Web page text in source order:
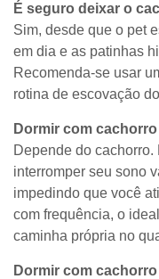
É seguro deixar o
Sim, desde que o pet
em dia e as patinhas
Recomenda-se usar
rotina de escovação
Dormir com
Depende do
interromper seu sono
impedindo que você
com frequência, o
caminha própria no
Dormir com